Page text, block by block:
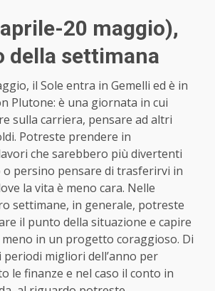
20 maggio),
della settimana
il Sole entra in Gemelli ed è in
Plutone: è una giornata in cui
sulla carriera, pensare ad altri
Potreste prendere in
che sarebbero più divertenti
o persino pensare di trasferirvi in
la vita è meno cara. Nelle
settimane, in generale, potreste
il punto della situazione e capire
in un progetto coraggioso. Di
periodi migliori dell’anno per
le finanze e nel caso il conto in